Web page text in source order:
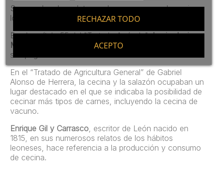
RECHAZAR TODO
ACEPTO
Son muchos los relatos en los que aparece la cecina a
lo largo de la historia, destacando alguno de ellos:
En el capítulo 55 del "Tratado Agrícola",Lucio Junio
Moderato Comunela
(s. IV a.C.) ya recoge la cecina en
sus páginas.
En el “Tratado de Agricultura General” de Gabriel
Alonso de Herrera, la cecina y la salazón ocupaban un
lugar destacado en el que se indicaba la posibilidad de
cecinar más tipos de carnes, incluyendo la cecina de
vacuno.
Enrique Gil y Carrasco , escritor de León nacido en
1815, en sus numerosos relatos de los hábitos
leoneses, hace referencia a la producción y consumo
de cecina.